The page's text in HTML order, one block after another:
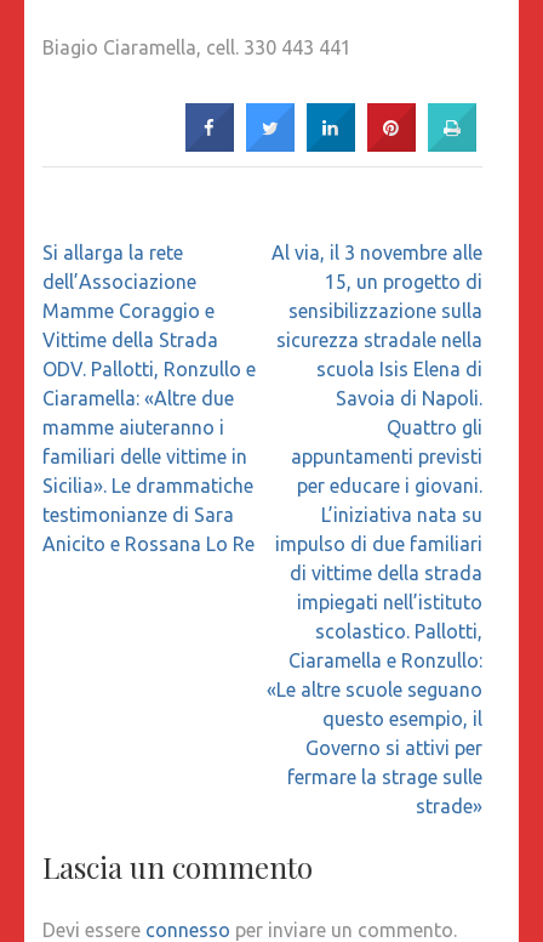
Biagio Ciaramella, cell. 330 443 441
Navigazione
articoli
Si allarga la rete
dell’Associazione
Mamme Coraggio e
Vittime della Strada
ODV. Pallotti, Ronzullo e
Ciaramella: «Altre due
mamme aiuteranno i
familiari delle vittime in
Sicilia». Le drammatiche
testimonianze di Sara
Anicito e Rossana Lo Re
Al via, il 3 novembre alle
15, un progetto di
sensibilizzazione sulla
sicurezza stradale nella
scuola Isis Elena di
Savoia di Napoli.
Quattro gli
appuntamenti previsti
per educare i giovani.
L’iniziativa nata su
impulso di due familiari
di vittime della strada
impiegati nell’istituto
scolastico. Pallotti,
Ciaramella e Ronzullo:
«Le altre scuole seguano
questo esempio, il
Governo si attivi per
fermare la strage sulle
strade»
Lascia un commento
Devi essere connesso per inviare un commento.